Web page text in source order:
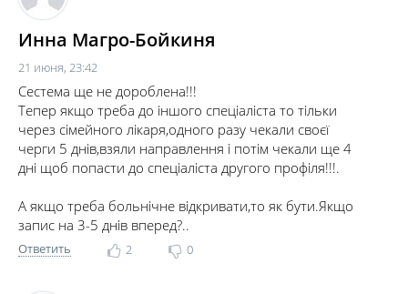
Инна Магро-Бойкиня
21 июня, 23:42
Сестема ще не дороблена!!!
Тепер якщо треба до іншого спеціаліста то тільки
через сімейного лікаря,одного разу чекали своєї
черги 5 днів,взяли направлення і потім чекали ще 4
дні щоб попасти до спеціаліста другого профіля!!!.
А якщо треба больнічне відкривати,то як бути.Якщо
запис на 3-5 днів вперед?..
Ответить 2 0